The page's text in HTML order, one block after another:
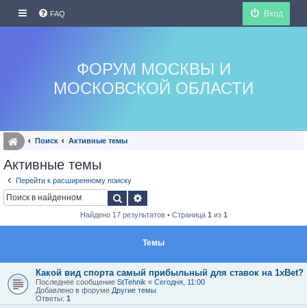
FAQ Вход
ФОРУМ МОСКВЫ И
МОСКОВСКОЙ ОБЛАСТИ
Поиск Активные темы
Активные темы
Перейти к расширенному поиску
Поиск
Найдено 17 результатов • Страница 1 из 1
Темы
Какой вид спорта самый прибыльный для ставок на 1xBet?
Последнее сообщение StTehnik « Сегодня, 11:00
Добавлено в форуме Другие темы
Ответы: 1